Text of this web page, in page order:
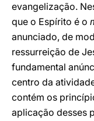
evangelização.
que o Espírito é o
anunciado, de
ressurreição de
fundamental
centro da
contém os
aplicação desses